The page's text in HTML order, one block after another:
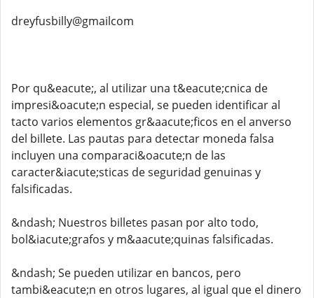
dreyfusbilly@gmailcom
Por qu&eacute;, al utilizar una t&eacute;cnica de
impresi&oacute;n especial, se pueden identificar al
tacto varios elementos gr&aacute;ficos en el anverso
del billete. Las pautas para detectar moneda falsa
incluyen una comparaci&oacute;n de las
caracter&iacute;sticas de seguridad genuinas y
falsificadas.
&ndash; Nuestros billetes pasan por alto todo,
bol&iacute;grafos y m&aacute;quinas falsificadas.
&ndash; Se pueden utilizar en bancos, pero
tambi&eacute;n en otros lugares, al igual que el dinero